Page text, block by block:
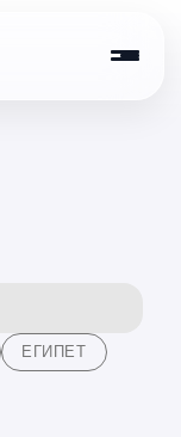
ЕГИПЕТ